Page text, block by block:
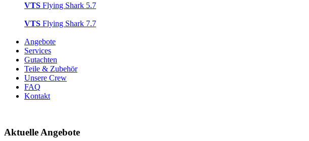
VTS Flying Shark 5.7
VTS Flying Shark 7.7
Angebote
Services
Gutachten
Teile & Zubehör
Unsere Crew
FAQ
Kontakt
Aktuelle Angebote